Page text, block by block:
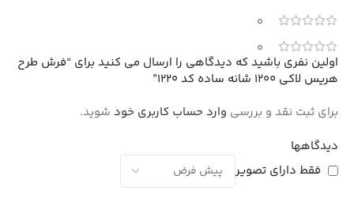
0
0
دیدگاهها
فقط دارای تصویر
اولین نفری باشید که دیدگاهی را ارسال می کنید برای “فرش طرح
هریس لاکی 1200 شانه ساده کد 1220”
برای ثبت نقد و بررسی وارد حساب کاربری خود شوید.